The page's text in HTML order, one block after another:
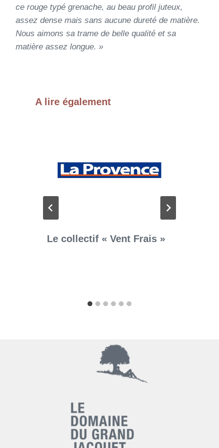
ce rouge typé grenache, au beau profil juteux,
assez dense mais sans aucune dureté de matière.
Nous aimons sa trame de belle qualité et sa
matière assez longue. »
A lire également
Le collectif « Vent Frais »